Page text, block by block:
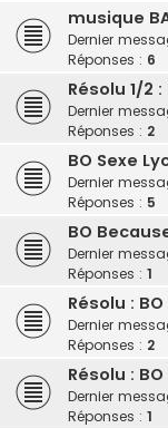
musique
Dernier
Réponses : 6
Résolu 1/2
Dernier
Réponses : 2
BO Sexe
Dernier
Réponses : 5
BO
Dernier
Réponses : 1
Résolu :
Dernier
Réponses : 2
Résolu :
Dernier
Réponses : 1